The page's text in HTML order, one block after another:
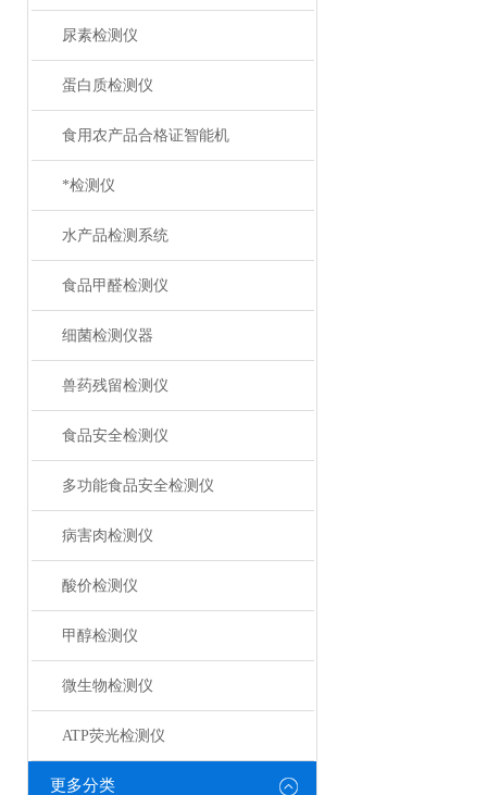
尿素检测仪
蛋白质检测仪
食用农产品合格证智能机
*检测仪
水产品检测系统
食品甲醛检测仪
细菌检测仪器
兽药残留检测仪
食品安全检测仪
多功能食品安全检测仪
病害肉检测仪
酸价检测仪
甲醇检测仪
微生物检测仪
ATP荧光检测仪
更多分类